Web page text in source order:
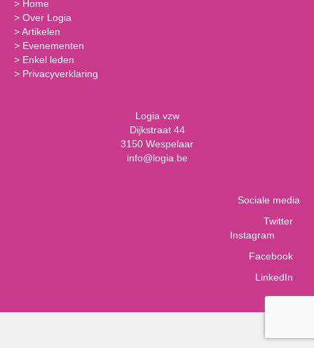
> Home
> Over Logia
>Artikelen
> Evenementen
> Enkel leden
> Privacyverklaring
Logia vzw
Dijkstraat 44
3150 Wespelaar
info@logia.be
Sociale media
Twitter
Instagram
Facebook
LinkedIn